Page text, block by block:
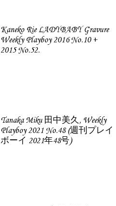
Kaneko Rie LADYBABY Gravure
Weekly Playboy 2016 No.10 +
2015 No.52.
Tanaka Miku 田中美久, Weekly
Playboy 2021 No.48 (週刊プレイ
ボーイ 2021年48号)